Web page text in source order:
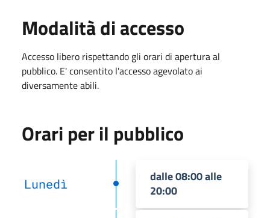
Modalità di accesso
Accesso libero rispettando gli orari di apertura al
pubblico. E' consentito l'accesso agevolato ai
diversamente abili.
Orari per il pubblico
Lunedì
dalle 08:00 alle
20:00